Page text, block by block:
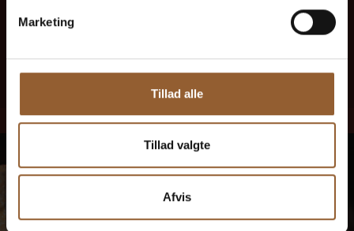
Marketing
Tillad alle
Tillad valgte
Afvis
Bemærk venligst, at denne bunkertur afholdes med tysktalende
guide. Tag med Ringkøbing Fjord Museers guide rundt ved
Houvigfæstningen og mærk historien om Anden Verdenskrig på
besat. Bunkerne er et historisk monument over lige netop denne tid.
Her levede og patruljerede de tyske soldater. Hør […]